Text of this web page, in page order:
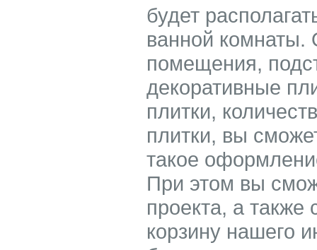
будет
ванной
помещения,
декоративные
плитки,
плитки, вы
такое
При этом вы
проекта, а также
корзину нашего